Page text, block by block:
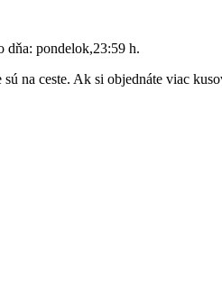
dňa: pondelok,23:59 h.
na ceste. Ak si objednáte viac